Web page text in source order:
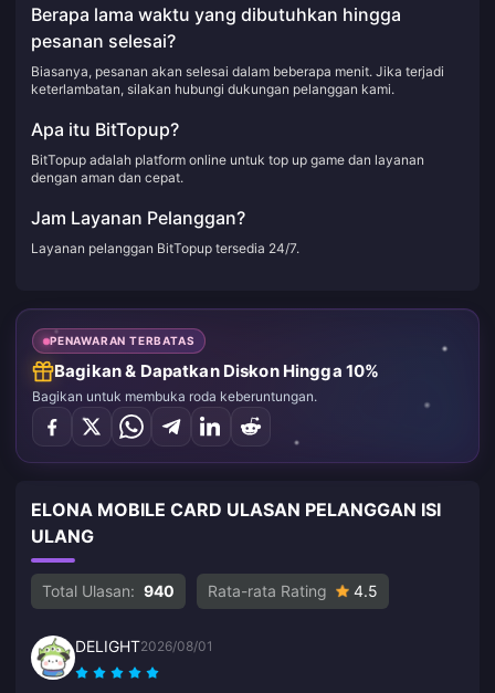
Berapa lama waktu yang dibutuhkan hingga
pesanan selesai?
Biasanya, pesanan akan selesai dalam beberapa menit. Jika terjadi
keterlambatan, silakan hubungi dukungan pelanggan kami.
Apa itu BitTopup?
BitTopup adalah platform online untuk top up game dan layanan
dengan aman dan cepat.
Jam Layanan Pelanggan?
Layanan pelanggan BitTopup tersedia 24/7.
PENAWARAN TERBATAS
Bagikan & Dapatkan Diskon Hingga 10%
Bagikan untuk membuka roda keberuntungan.
ELONA MOBILE CARD ULASAN PELANGGAN ISI
ULANG
Total Ulasan: 940 Rata-rata Rating 4.5
DELIGHT2026/08/01